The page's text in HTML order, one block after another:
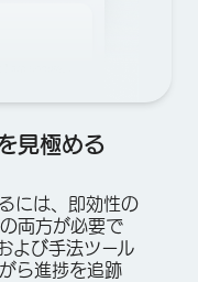
見極める
には、即効性の
両方が必要で
よび手法ツール
ら進捗を追跡